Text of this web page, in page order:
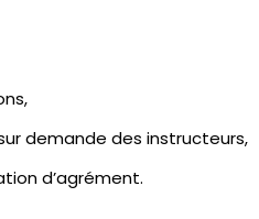
demande des instructeurs,
d’agrément.